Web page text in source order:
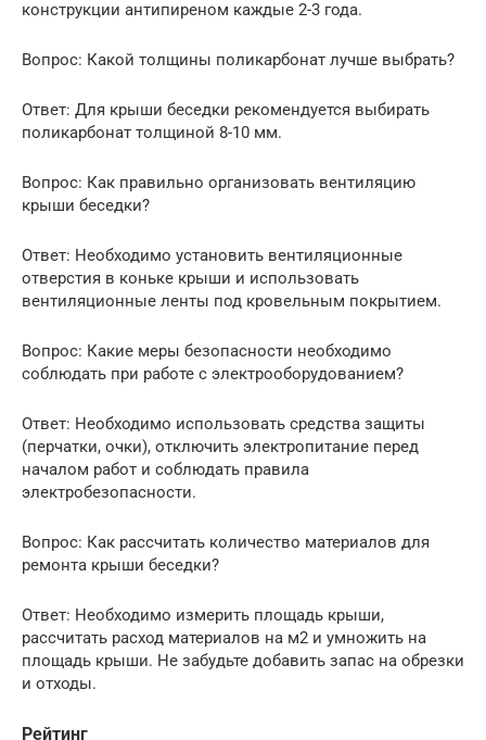
конструкции антипиреном каждые 2-3 года.
Вопрос: Какой толщины поликарбонат лучше выбрать?
Ответ: Для крыши беседки рекомендуется выбирать
поликарбонат толщиной 8-10 мм.
Вопрос: Как правильно организовать вентиляцию
крыши беседки?
Ответ: Необходимо установить вентиляционные
отверстия в коньке крыши и использовать
вентиляционные ленты под кровельным покрытием.
Вопрос: Какие меры безопасности необходимо
соблюдать при работе с электрооборудованием?
Ответ: Необходимо использовать средства защиты
(перчатки, очки), отключить электропитание перед
началом работ и соблюдать правила
электробезопасности.
Вопрос: Как рассчитать количество материалов для
ремонта крыши беседки?
Ответ: Необходимо измерить площадь крыши,
рассчитать расход материалов на м2 и умножить на
площадь крыши. Не забудьте добавить запас на обрезки
и отходы.
Рейтинг